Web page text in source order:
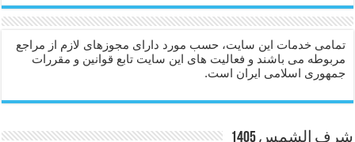
تمامی خدمات این سایت، حسب مورد دارای مجوزهای لازم از مراجع
مربوطه می باشند و فعالیت های این سایت تابع قوانین و مقررات
جمهوری اسلامی ایران است.
شرف الشمس 1405